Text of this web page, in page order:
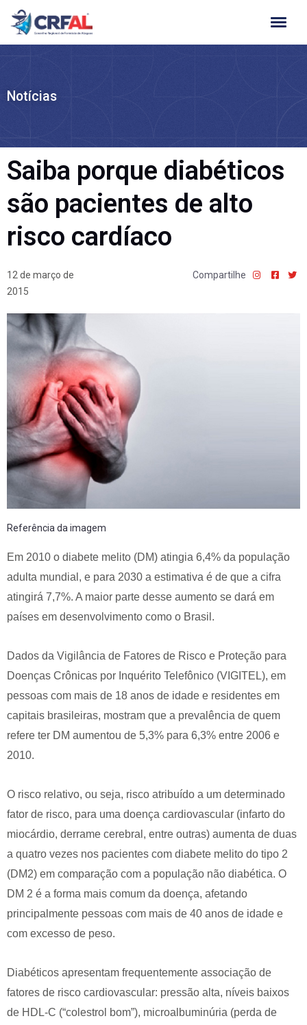
Ir
para
Notícias
Saiba porque diabéticos
são pacientes de alto
risco cardíaco
12 de março de
2015
Compartilhe
Referência da imagem
Em 2010 o diabete melito (DM) atingia 6,4% da população
adulta mundial, e para 2030 a estimativa é de que a cifra
atingirá 7,7%. A maior parte desse aumento se dará em
países em desenvolvimento como o Brasil.
Dados da Vigilância de Fatores de Risco e Proteção para
Doenças Crônicas por Inquérito Telefônico (VIGITEL), em
pessoas com mais de 18 anos de idade e residentes em
capitais brasileiras, mostram que a prevalência de quem
refere ter DM aumentou de 5,3% para 6,3% entre 2006 e
2010.
O risco relativo, ou seja, risco atribuído a um determinado
fator de risco, para uma doença cardiovascular (infarto do
miocárdio, derrame cerebral, entre outras) aumenta de duas
a quatro vezes nos pacientes com diabete melito do tipo 2
(DM2) em comparação com a população não diabética. O
DM 2 é a forma mais comum da doença, afetando
principalmente pessoas com mais de 40 anos de idade e
com excesso de peso.
Diabéticos apresentam frequentemente associação de
fatores de risco cardiovascular: pressão alta, níveis baixos
de HDL-C (“colestrol bom”), microalbuminúria (perda de